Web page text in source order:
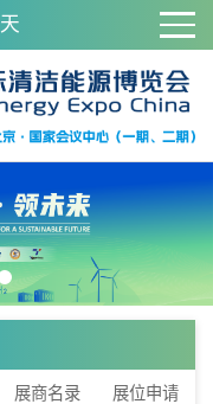
天
展商名录 展位申请